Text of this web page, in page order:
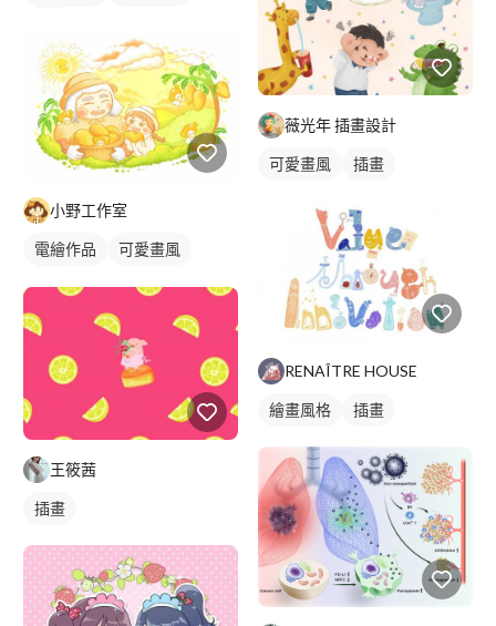
小野工作室
電繪作品
可愛畫風
王筱茜
插畫
薇光年 插畫設計
可愛畫風 插畫
RENAÎTRE HOUSE
繪畫風格 插畫